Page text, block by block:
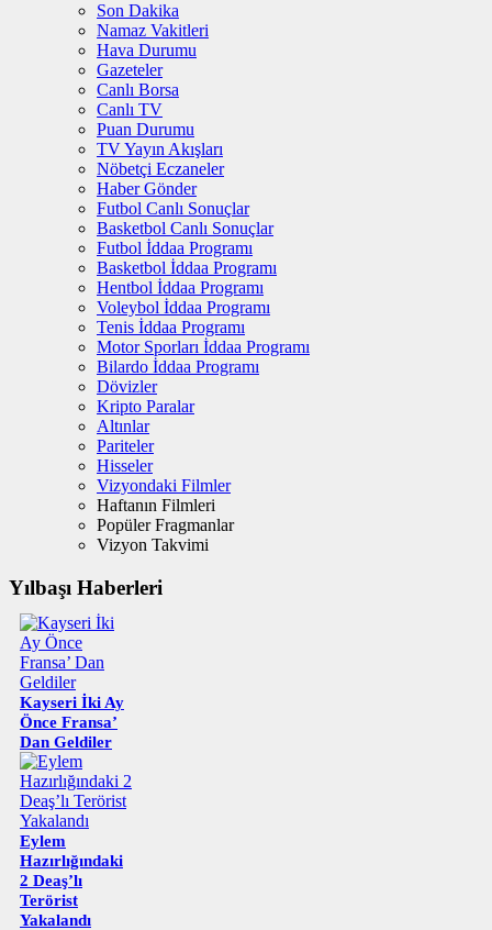
Son Dakika
Namaz Vakitleri
Hava Durumu
Gazeteler
Canlı Borsa
Canlı TV
Puan Durumu
TV Yayın Akışları
Nöbetçi Eczaneler
Haber Gönder
Futbol Canlı Sonuçlar
Basketbol Canlı Sonuçlar
Futbol İddaa Programı
Basketbol İddaa Programı
Hentbol İddaa Programı
Voleybol İddaa Programı
Tenis İddaa Programı
Motor Sporları İddaa Programı
Bilardo İddaa Programı
Dövizler
Kripto Paralar
Altınlar
Pariteler
Hisseler
Vizyondaki Filmler
Haftanın Filmleri
Popüler Fragmanlar
Vizyon Takvimi
Yılbaşı Haberleri
Kayseri İki Ay
Önce Fransa’
Dan Geldiler
Eylem
Hazırlığındaki
2 Deaş’lı
Terörist
Yakalandı